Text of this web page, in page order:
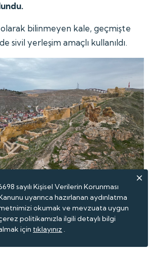
olarak bilinmeyen kale, geçmişte
sivil yerleşim amaçlı kullanıldı.
Türkiye'nin en büyük üçüncü
bin metrekare alan üzerinde kurulu
surların uzunluğu 3
ise 30 metre.
sayılı Kişisel Verilerin Korunması
uyarınca hazırlanan aydınlatma
okumak ve mevzuata uygun
politikamızla ilgili detaylı bilgi
için tıklayınız .